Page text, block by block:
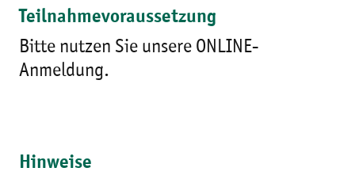
Teilnahmevoraussetzung
Bitte nutzen Sie unsere ONLINE-
Anmeldung.
Hinweise